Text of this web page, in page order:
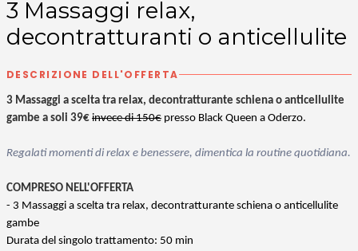
3 Massaggi relax,
decontratturanti o anticellulite
DESCRIZIONE DELL'OFFERTA
3 Massaggi a scelta tra relax, decontratturante schiena o anticellulite
gambe a soli 39€ invece di 150€ presso Black Queen a Oderzo.
Regalati momenti di relax e benessere, dimentica la routine quotidiana.
COMPRESO NELL'OFFERTA
- 3 Massaggi a scelta tra relax, decontratturante schiena o anticellulite
gambe
Durata del singolo trattamento: 50 min